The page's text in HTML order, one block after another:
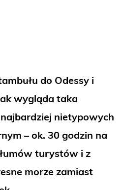
do Odessy i
wygląda taka
najbardziej nietypowych
– ok. 30 godzin na
turystów i z
morze zamiast